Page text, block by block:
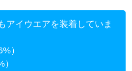
アイウエアを装着していま
）